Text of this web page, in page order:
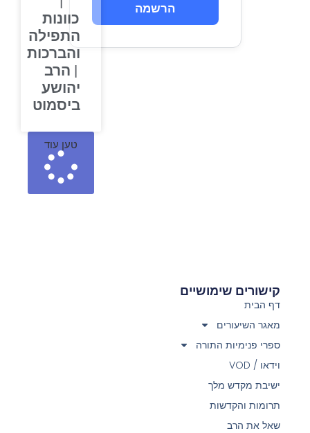
הרשמה
כוונות
התפילה
והברכות
| הרב
יהושע
ביסמוט
טען עוד
קישורים שימושיים
דף הבית
מאגר השיעורים
ספרי פנימיות התורה
וידאו / VOD
ישיבת מקדש מלך
תרומות והקדשות
שאל את הרב